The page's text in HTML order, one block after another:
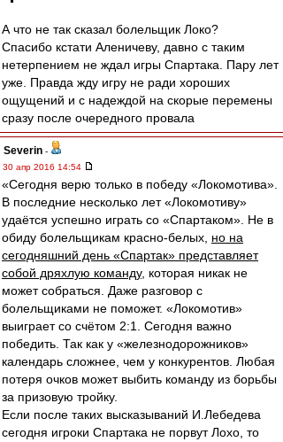
А что не так сказал болельщик Локо?
Спасибо кстати Аленичеву, давно с таким
нетерпением не ждал игры Спартака. Пару лет
уже. Правда жду игру не ради хороших
ощущений и с надеждой на скорые перемены
сразу после очередного провала
Severin -
30 апр 2016 14:54
«Сегодня верю только в победу «Локомотива».
В последние несколько лет «Локомотиву»
удаётся успешно играть со «Спартаком». Не в
обиду болельщикам красно-белых, но на
сегодняшний день «Спартак» представляет
собой дряхлую команду, которая никак не
может собраться. Даже разговор с
болельщиками не поможет. «Локомотив»
выиграет со счётом 2:1. Сегодня важно
победить. Так как у «железнодорожников»
календарь сложнее, чем у конкурентов. Любая
потеря очков может выбить команду из борьбы
за призовую тройку.
Если после таких высказываний И.Лебедева
сегодня игроки Спартака не порвут Лохо, то